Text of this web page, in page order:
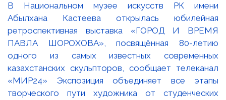
В Национальном музее искусств РК имени
Абылхана Кастеева открылась юбилейная
ретроспективная выставка «ГОРОД И ВРЕМЯ
ПАВЛА ШОРОХОВА», посвящённая 80-летию
одного из самых известных современных
казахстанских скульпторов, сообщает телеканал
«МИР24» Экспозиция объединяет все этапы
творческого пути художника от студенческих